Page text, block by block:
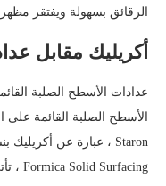
الرقائق بسهولة ويفتقر
أكريليك مقابل
عدادات الأسطح الصلبة
الأسطح الصلبة القائمة على
Formica Solid Surfacing ، تأتي في إصدارات من الأكريليك والبوليستر.